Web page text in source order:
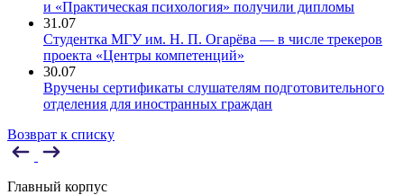
и «Практическая психология» получили дипломы
31.07
Студентка МГУ им. Н. П. Огарёва — в числе трекеров
проекта «Центры компетенций»
30.07
Вручены сертификаты слушателям подготовительного
отделения для иностранных граждан
Возврат к списку
Главный корпус